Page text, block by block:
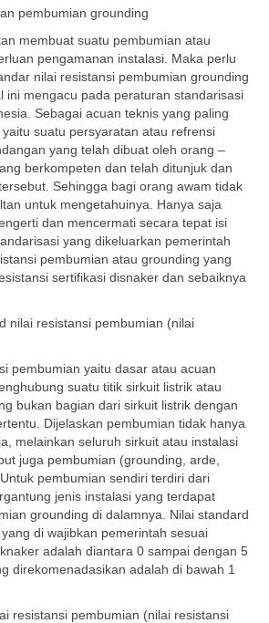
pembumian grounding
membuat suatu pembumian atau
pengamanan instalasi. Maka perlu
nilai resistansi pembumian grounding
ini mengacu pada peraturan standarisasi
Sebagai acuan teknis yang paling
suatu persyaratan atau refrensi
yang telah dibuat oleh orang –
berkompeten dan telah ditunjuk dan
Sehingga bagi orang awam tidak
untuk mengetahuinya. Hanya saja
dan mencermati secara tepat isi
yang dikeluarkan pemerintah
pembumian atau grounding yang
sertifikasi disnaker dan sebaiknya
nilai resistansi pembumian (nilai
pembumian yaitu dasar atau acuan
suatu titik sirkuit listrik atau
bukan bagian dari sirkuit listrik dengan
Dijelaskan pembumian tidak hanya
melainkan seluruh sirkuit atau instalasi
juga pembumian (grounding, arde,
pembumian sendiri terdiri dari
jenis instalasi yang terdapat
grounding di dalamnya. Nilai standard
di wajibkan pemerintah sesuai
adalah diantara 0 sampai dengan 5
direkomenadasikan adalah di bawah 1
resistansi pembumian (nilai resistansi